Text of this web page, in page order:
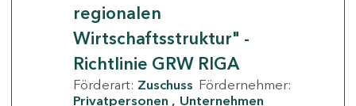
regionalen
Wirtschaftsstruktur" -
Richtlinie GRW RIGA
Förderart: Zuschuss Fördernehmer:
Privatpersonen
Unternehmen